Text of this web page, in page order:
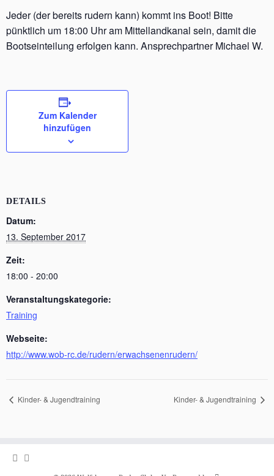
Jeder (der bereits rudern kann) kommt ins Boot! Bitte
pünktlich um 18:00 Uhr am Mittellandkanal sein, damit die
Bootseinteilung erfolgen kann. Ansprechpartner Michael W.
Zum Kalender
hinzufügen
DETAILS
Datum:
13. September 2017
Zeit:
18:00 - 20:00
Veranstaltungskategorie:
Training
Webseite:
http://www.wob-rc.de/rudern/erwachsenenrudern/
Kinder- & Jugendtraining Kinder- & Jugendtraining